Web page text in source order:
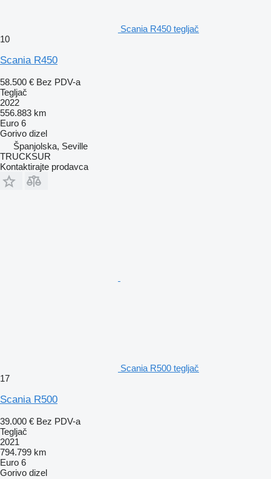
Scania R450 tegljač
10
Scania R450
58.500 € Bez PDV-a
Tegljač
2022
556.883 km
Euro 6
Gorivo dizel
Španjolska, Seville
TRUCKSUR
Kontaktirajte prodavca
Scania R500 tegljač
17
Scania R500
39.000 € Bez PDV-a
Tegljač
2021
794.799 km
Euro 6
Gorivo dizel